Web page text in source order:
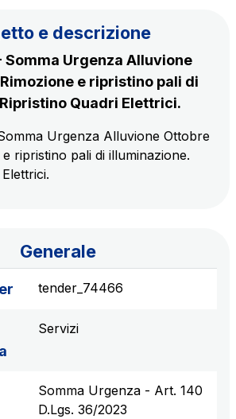
per l'integrazione di
Transport Systems
del gruppo Autostrade per
Italia nella realizzazione di
di energia da fonti rinnovabili
nostra App
con la fotocamera del tuo
l’App
e descrizione
Somma Urgenza Alluvione
e ripristino pali di
Quadri Elettrici.
Urgenza Alluvione Ottobre
ripristino pali di illuminazione.
Generale
tender_74466
Servizi
Somma Urgenza - Art. 140
D.Lgs. 36/2023